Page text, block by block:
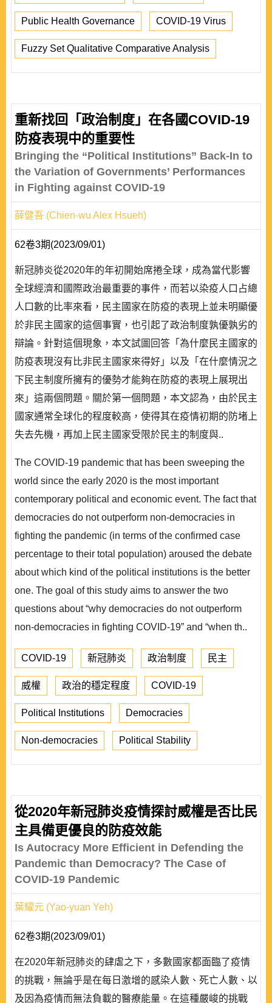
Public Health Governance COVID-19 Virus
Fuzzy Set Qualitative Comparative Analysis
重新找回「政治制度」在各國COVID-19
防疫表現中的重要性
Bringing the “Political Institutions” Back-In to
the Variation of Governments’ Performances
in Fighting against COVID-19
薛健吾 (Chien-wu Alex Hsueh)
62卷3期(2023/09/01)
新冠肺炎從2020年的年初開始席捲全球，成為當代影響
全球經濟和國際政治最重要的事件，而若以染疫人口占總
人口數的比率來看，民主國家在防疫的表現上並未明顯優
於非民主國家的這個事實，也引起了政治制度孰優孰劣的
辯論。針對這個現象，本文試圖回答「為什麼民主國家的
防疫表現沒有比非民主國家來得好」以及「在什麼情況之
下民主制度所擁有的優勢才能夠在防疫的表現上展現出
來」這兩個問題。關於第一個問題，本文認為，由於民主
國家通常全球化的程度較高，使得其在疫情初期的防堵上
失去先機，再加上民主國家受限於民主的制度與..
The COVID-19 pandemic that has been sweeping the
world since the early 2020 is the most important
contemporary political and economic event. The fact that
democracies do not outperform non-democracies in
fighting the pandemic (in terms of the confirmed case
percentage to their total population) aroused the debate
about which kind of the political institutions is the better
one. The goal of this study aims to answer the two
questions about “why democracies do not outperform
non-democracies in fighting COVID-19” and “when th..
COVID-19 新冠肺炎 政治制度 民主
威權 政治的穩定程度 COVID-19
Political Institutions Democracies
Non-democracies Political Stability
從2020年新冠肺炎疫情探討威權是否比民
主具備更優良的防疫效能
Is Autocracy More Efficient in Defending the
Pandemic than Democracy? The Case of
COVID-19 Pandemic
葉耀元 (Yao-yuan Yeh)
62卷3期(2023/09/01)
在2020年新冠肺炎的肆虐之下，多數國家都面臨了疫情
的挑戰，無論乎是在每日激增的感染人數、死亡人數、以
及因為疫情而無法負載的醫療能量。在這種嚴峻的挑戰